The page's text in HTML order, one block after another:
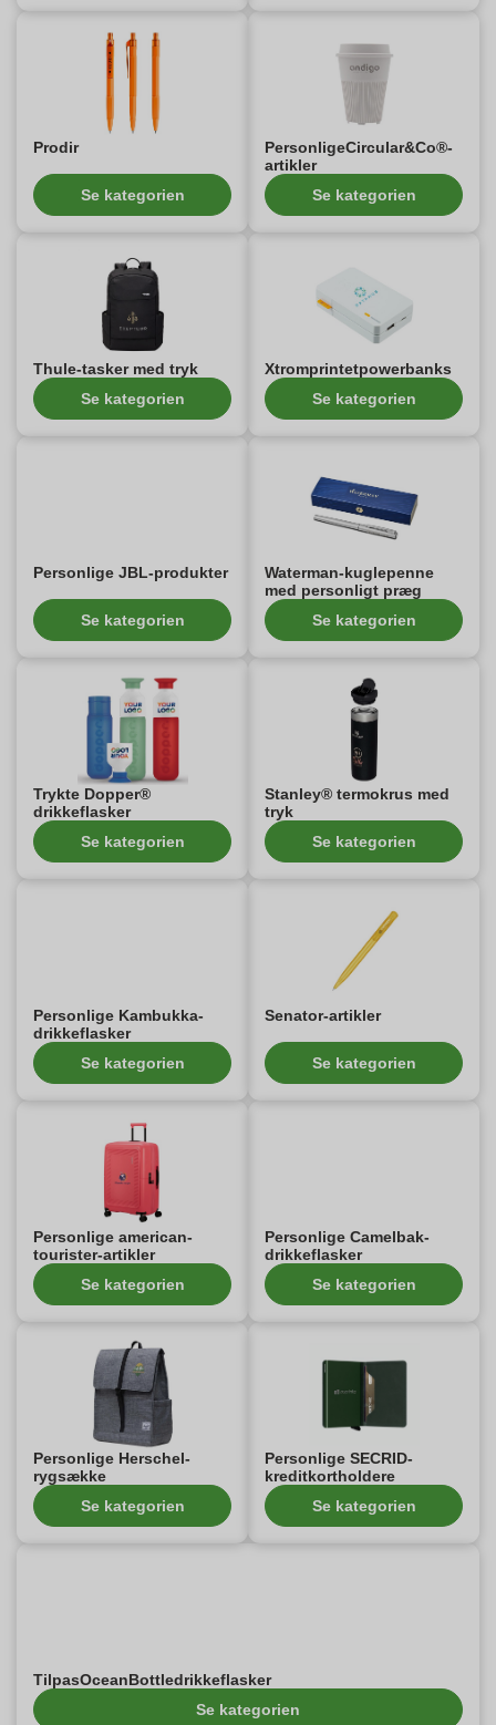
Prodir
Se kategorien
PersonligeCircular&Co®-
artikler
Se kategorien
Thule-tasker med tryk
Se kategorien
Xtromprintetpowerbanks
Se kategorien
Personlige JBL-produkter
Se kategorien
Waterman-kuglepenne
med personligt præg
Se kategorien
Trykte Dopper®
drikkeflasker
Se kategorien
Stanley® termokrus med
tryk
Se kategorien
Personlige Kambukka-
drikkeflasker
Se kategorien
Senator-artikler
Se kategorien
Personlige american-
tourister-artikler
Se kategorien
Personlige Camelbak-
drikkeflasker
Se kategorien
Personlige Herschel-
rygsække
Se kategorien
Personlige SECRID-
kreditkortholdere
Se kategorien
TilpasOceanBottledrikkeflasker
Se kategorien